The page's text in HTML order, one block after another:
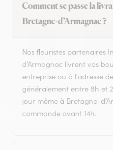
Comment se passe la
Bretagne-d’Armagnac ?
Nos fleuristes partenaires
d’Armagnac livrent vos
entreprise ou à l'adresse
généralement entre 8h et
jour même à Bretagne-
commande avant 14h.